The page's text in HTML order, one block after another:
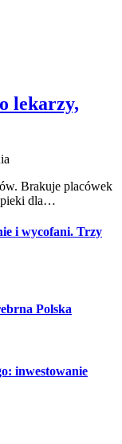
lekarzy,
Brakuje placówek
dla…
i wycofani. Trzy
Polska
inwestowanie